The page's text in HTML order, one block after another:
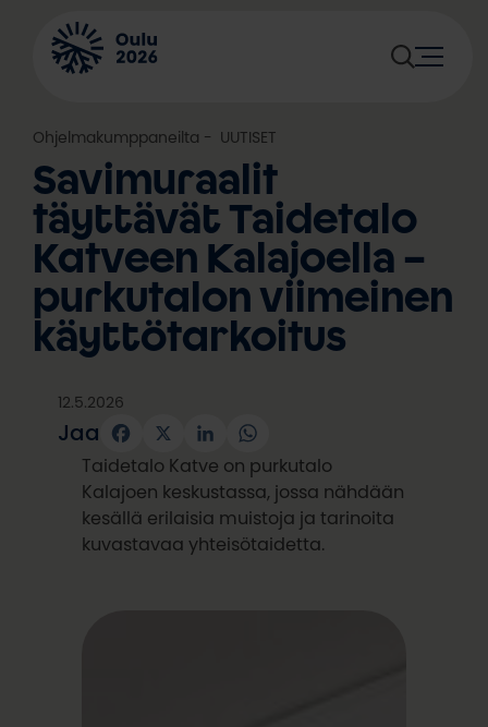
sisältöön
Ohjelmakumppaneilta UUTISET
Savimuraalit
täyttävät Taidetalo
Katveen Kalajoella –
purkutalon viimeinen
käyttötarkoitus
12.5.2026
Jaa Facebook
X LinkedInWhatsApp
Taidetalo Katve on purkutalo
Kalajoen keskustassa, jossa nähdään
kesällä erilaisia muistoja ja tarinoita
kuvastavaa yhteisötaidetta.